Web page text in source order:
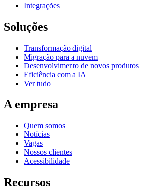
Integrações
Soluções
Transformação digital
Migração para a nuvem
Desenvolvimento de novos produtos
Eficiência com a IA
Ver tudo
A empresa
Quem somos
Notícias
Vagas
Nossos clientes
Acessibilidade
Recursos